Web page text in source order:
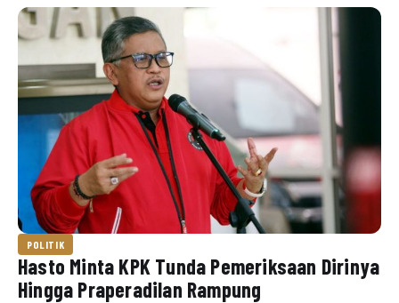
POLITIK
Hasto Minta KPK Tunda Pemeriksaan Dirinya
Hingga Praperadilan Rampung